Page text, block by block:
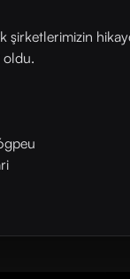
oldu.